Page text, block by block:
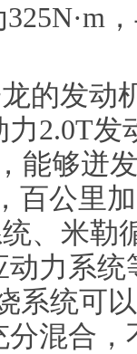
的发动
2.0T
能够迸
百公里
、米勒
力系
系统可
混合